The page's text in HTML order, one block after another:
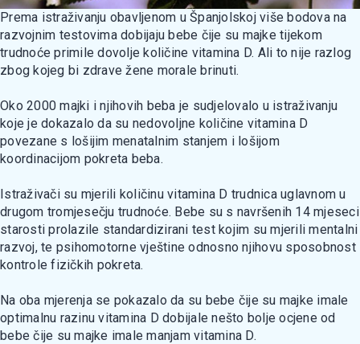
Prema istraživanju obavljenom u Španjolskoj više bodova na
razvojnim testovima dobijaju bebe čije su majke tijekom
trudnoće primile dovolje količine vitamina D. Ali to nije razlog
zbog kojeg bi zdrave žene morale brinuti.
Oko 2000 majki i njihovih beba je sudjelovalo u istraživanju
koje je dokazalo da su nedovoljne količine vitamina D
povezane s lošijim menatalnim stanjem i lošijom
koordinacijom pokreta beba.
Istraživači su mjerili količinu vitamina D trudnica uglavnom u
drugom tromjesečju trudnoće. Bebe su s navršenih 14 mjeseci
starosti prolazile standardizirani test kojim su mjerili mentalni
razvoj, te psihomotorne vještine odnosno njihovu sposobnost
kontrole fizičkih pokreta.
Na oba mjerenja se pokazalo da su bebe čije su majke imale
optimalnu razinu vitamina D dobijale nešto bolje ocjene od
bebe čije su majke imale manjam vitamina D.